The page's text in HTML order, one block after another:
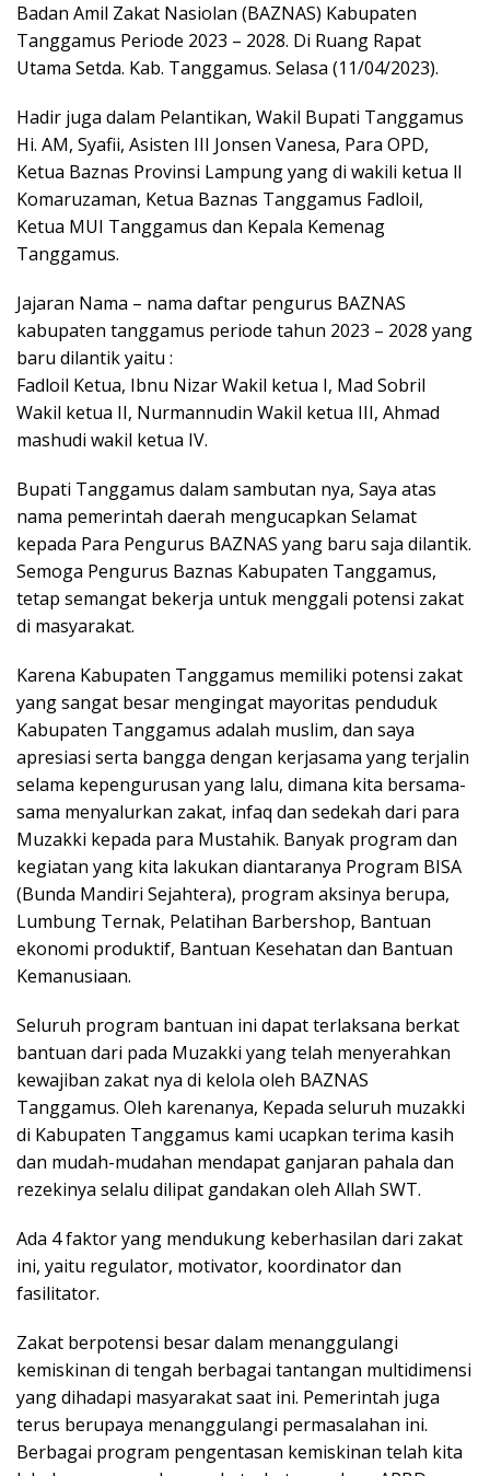
Badan Amil Zakat Nasiolan (BAZNAS) Kabupaten
Tanggamus Periode 2023 – 2028. Di Ruang Rapat
Utama Setda. Kab. Tanggamus. Selasa (11/04/2023).
Hadir juga dalam Pelantikan, Wakil Bupati Tanggamus
Hi. AM, Syafii, Asisten III Jonsen Vanesa, Para OPD,
Ketua Baznas Provinsi Lampung yang di wakili ketua ll
Komaruzaman, Ketua Baznas Tanggamus Fadloil,
Ketua MUI Tanggamus dan Kepala Kemenag
Tanggamus.
Jajaran Nama – nama daftar pengurus BAZNAS
kabupaten tanggamus periode tahun 2023 – 2028 yang
baru dilantik yaitu :
Fadloil Ketua, Ibnu Nizar Wakil ketua I, Mad Sobril
Wakil ketua II, Nurmannudin Wakil ketua III, Ahmad
mashudi wakil ketua IV.
Bupati Tanggamus dalam sambutan nya, Saya atas
nama pemerintah daerah mengucapkan Selamat
kepada Para Pengurus BAZNAS yang baru saja dilantik.
Semoga Pengurus Baznas Kabupaten Tanggamus,
tetap semangat bekerja untuk menggali potensi zakat
di masyarakat.
Karena Kabupaten Tanggamus memiliki potensi zakat
yang sangat besar mengingat mayoritas penduduk
Kabupaten Tanggamus adalah muslim, dan saya
apresiasi serta bangga dengan kerjasama yang terjalin
selama kepengurusan yang lalu, dimana kita bersama-
sama menyalurkan zakat, infaq dan sedekah dari para
Muzakki kepada para Mustahik. Banyak program dan
kegiatan yang kita lakukan diantaranya Program BISA
(Bunda Mandiri Sejahtera), program aksinya berupa,
Lumbung Ternak, Pelatihan Barbershop, Bantuan
ekonomi produktif, Bantuan Kesehatan dan Bantuan
Kemanusiaan.
Seluruh program bantuan ini dapat terlaksana berkat
bantuan dari pada Muzakki yang telah menyerahkan
kewajiban zakat nya di kelola oleh BAZNAS
Tanggamus. Oleh karenanya, Kepada seluruh muzakki
di Kabupaten Tanggamus kami ucapkan terima kasih
dan mudah-mudahan mendapat ganjaran pahala dan
rezekinya selalu dilipat gandakan oleh Allah SWT.
Ada 4 faktor yang mendukung keberhasilan dari zakat
ini, yaitu regulator, motivator, koordinator dan
fasilitator.
Zakat berpotensi besar dalam menanggulangi
kemiskinan di tengah berbagai tantangan multidimensi
yang dihadapi masyarakat saat ini. Pemerintah juga
terus berupaya menanggulangi permasalahan ini.
Berbagai program pengentasan kemiskinan telah kita